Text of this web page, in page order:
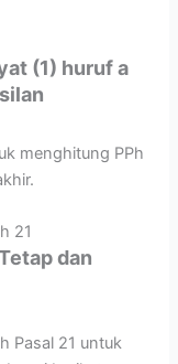
(1) huruf a
menghitung PPh
21
dan
Pasal 21 untuk